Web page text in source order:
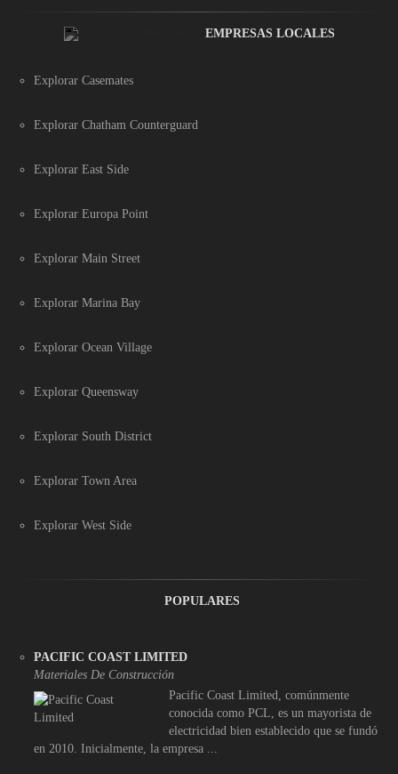
EMPRESAS LOCALES
Explorar Casemates
Explorar Chatham Counterguard
Explorar East Side
Explorar Europa Point
Explorar Main Street
Explorar Marina Bay
Explorar Ocean Village
Explorar Queensway
Explorar South District
Explorar Town Area
Explorar West Side
POPULARES
PACIFIC COAST LIMITED
Materiales De Construcción
Pacific Coast Limited, comúnmente
conocida como PCL, es un mayorista de
electricidad bien establecido que se fundó
en 2010. Inicialmente, la empresa ...